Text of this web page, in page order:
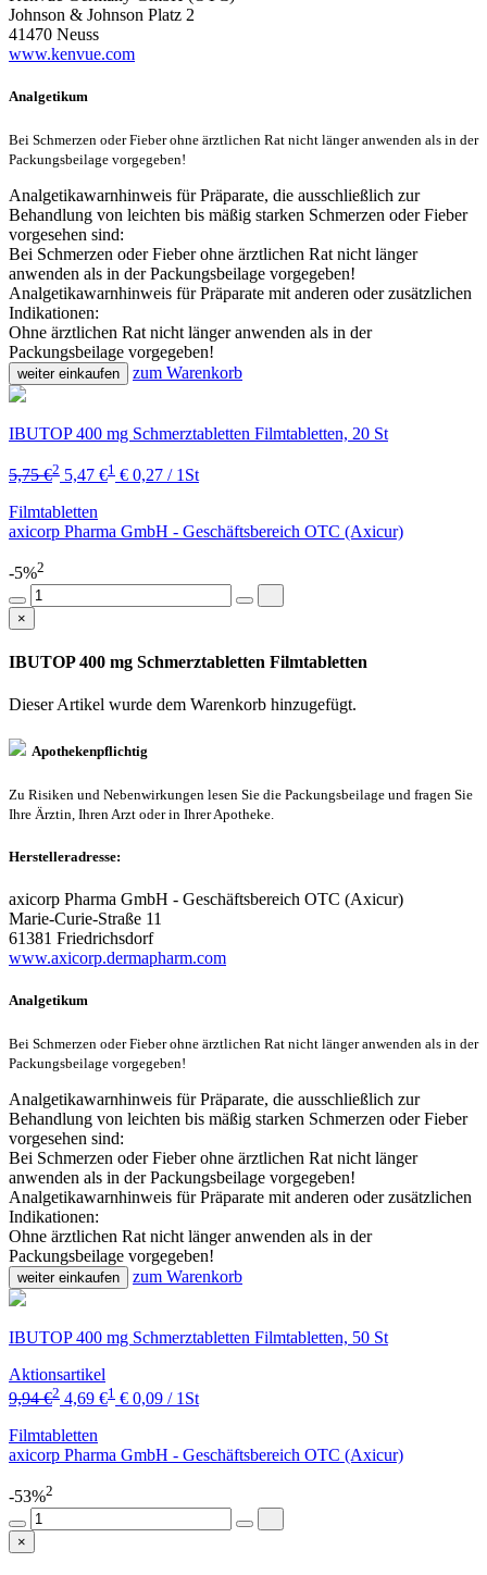
Johnson & Johnson Platz 2
41470 Neuss
www.kenvue.com
Analgetikum
Bei Schmerzen oder Fieber ohne ärztlichen Rat nicht länger anwenden als in der
Packungsbeilage vorgegeben!
Analgetikawarnhinweis für Präparate, die ausschließlich zur
Behandlung von leichten bis mäßig starken Schmerzen oder Fieber
vorgesehen sind:
Bei Schmerzen oder Fieber ohne ärztlichen Rat nicht länger
anwenden als in der Packungsbeilage vorgegeben!
Analgetikawarnhinweis für Präparate mit anderen oder zusätzlichen
Indikationen:
Ohne ärztlichen Rat nicht länger anwenden als in der
Packungsbeilage vorgegeben!
weiter einkaufen zum Warenkorb
IBUTOP 400 mg Schmerztabletten Filmtabletten, 20 St
5,75 €2 5,47 €1 € 0,27 / 1St
Filmtabletten
axicorp Pharma GmbH - Geschäftsbereich OTC (Axicur)
-5%2
×
IBUTOP 400 mg Schmerztabletten Filmtabletten
Dieser Artikel wurde dem Warenkorb hinzugefügt.
Apothekenpflichtig
Zu Risiken und Nebenwirkungen lesen Sie die Packungsbeilage und fragen Sie
Ihre Ärztin, Ihren Arzt oder in Ihrer Apotheke.
Herstelleradresse:
axicorp Pharma GmbH - Geschäftsbereich OTC (Axicur)
Marie-Curie-Straße 11
61381 Friedrichsdorf
www.axicorp.dermapharm.com
Analgetikum
Bei Schmerzen oder Fieber ohne ärztlichen Rat nicht länger anwenden als in der
Packungsbeilage vorgegeben!
Analgetikawarnhinweis für Präparate, die ausschließlich zur
Behandlung von leichten bis mäßig starken Schmerzen oder Fieber
vorgesehen sind:
Bei Schmerzen oder Fieber ohne ärztlichen Rat nicht länger
anwenden als in der Packungsbeilage vorgegeben!
Analgetikawarnhinweis für Präparate mit anderen oder zusätzlichen
Indikationen:
Ohne ärztlichen Rat nicht länger anwenden als in der
Packungsbeilage vorgegeben!
weiter einkaufen zum Warenkorb
IBUTOP 400 mg Schmerztabletten Filmtabletten, 50 St
Aktionsartikel
9,94 €2 4,69 €1 € 0,09 / 1St
Filmtabletten
axicorp Pharma GmbH - Geschäftsbereich OTC (Axicur)
-53%2
×